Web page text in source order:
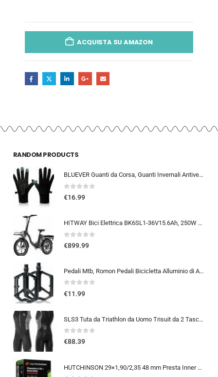
ACQUISTA SU AMAZON
RANDOM PRODUCTS
BLUEVER Guanti da Corsa, Guanti Invernali Antivento Touchscreen Guanti Sportivi Caldi Antiscivolo Idrorepellenti per Uomo Don
0out of 5
€16.99
HITWAY Bici Elettrica BK6SL1-36V15.6Ah, 250W E Bike da 20 pollici, Autonomia 70-150km, 7 Velocità, Controllo APP, Pieghevo…
0out of 5
€899.99
Pedali Mtb, Romon Pedali Bicicletta Alluminio di Alta Qualità e Cuscinetto du Sigillato, Pedali Piatti 9/16 Lavorati a CNC co
0out of 5
€11.99
SLS3 Tuta da Triathlon da Uomo Trisuit da 2 Tasche FRT Ottima vestibilità e comodità | Progettato Tedesco 2019
0out of 5
€88.39
HUTCHINSON 29×1,90/2,35 48 mm Presta Inner Tube 2014